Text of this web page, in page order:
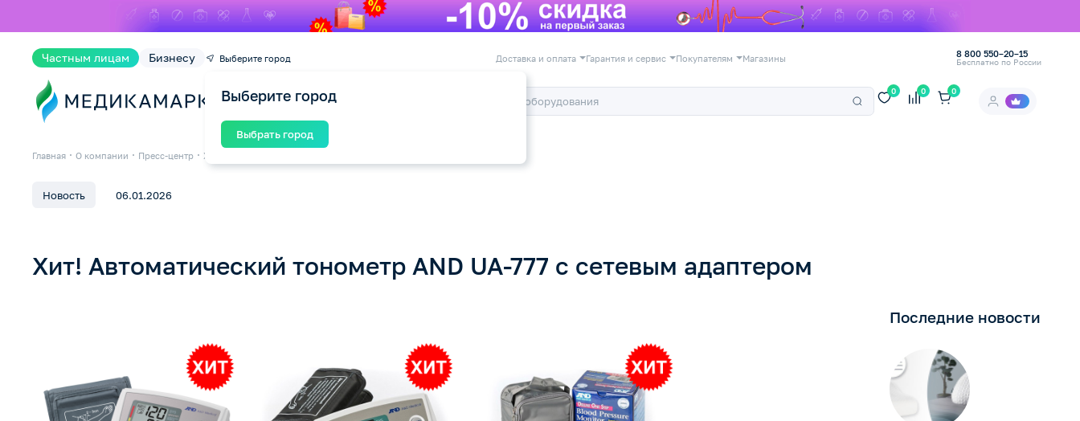
Частным лицам Бизнесу Выберите город
Выберите город
Выбрать город
Доставка и оплата Гарантия и сервис Покупателям Магазины 8 800 550–20–15
Бесплатно по России
Каталог
0 0 0
Главная О компании Пресс-центр Хит! Автоматический тонометр AND UA-777 с сетевым адаптером
Новость 06.01.2026
Хит! Автоматический тонометр AND UA-777 с сетевым адаптером
Последние новости